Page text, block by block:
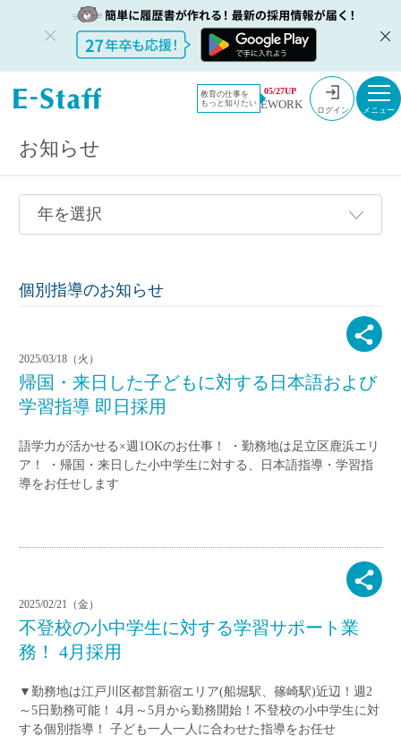
教育の仕事を
もっと知りたい
05/27UP
EWORK ログイン
教員採用情報のイー・スタッフ TOP 採用情報
お知らせ
個別指導のお知らせ
2025/03/18（火）
帰国・来日した子どもに対する日本語および
学習指導 即日採用
語学力が活かせる×週1OKのお仕事！ ・勤務地は足立区鹿浜エリ
ア！ ・帰国・来日した小中学生に対する、日本語指導・学習指
導をお任せします
2025/02/21（金）
不登校の小中学生に対する学習サポート業
務！ 4月採用
▼勤務地は江戸川区都営新宿エリア(船堀駅、篠崎駅)近辺！週2
～5日勤務可能！ 4月～5月から勤務開始！不登校の小中学生に対
する個別指導！ 子ども一人一人に合わせた指導をお任せ